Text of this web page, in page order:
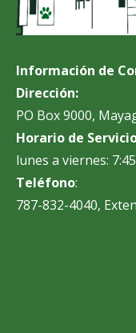
Información de
Dirección:
PO Box 9000,
Horario de
lunes a viernes:
Teléfono:
787-832-4040,